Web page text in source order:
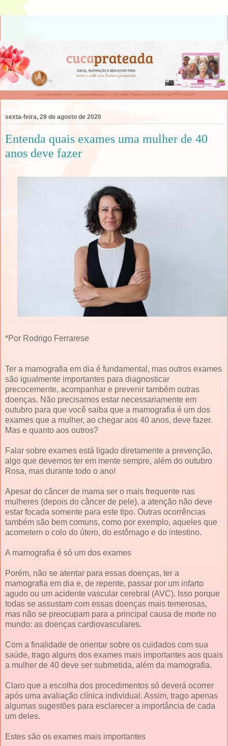
sexta-feira, 28 de agosto de 2020
Entenda quais exames uma mulher de 40
anos deve fazer
*Por Rodrigo Ferrarese
Ter a mamografia em dia é fundamental, mas outros exames
são igualmente importantes para diagnosticar
precocemente, acompanhar e prevenir também outras
doenças. Não precisamos estar necessariamente em
outubro para que você saiba que a mamografia é um dos
exames que a mulher, ao chegar aos 40 anos, deve fazer.
Mas e quanto aos outros?
Falar sobre exames está ligado diretamente a prevenção,
algo que devemos ter em mente sempre, além do outubro
Rosa, mas durante todo o ano!
Apesar do câncer de mama ser o mais frequente nas
mulheres (depois do câncer de pele), a atenção não deve
estar focada somente para este tipo. Outras ocorrências
também são bem comuns, como por exemplo, aqueles que
acometem o colo do útero, do estômago e do intestino.
A mamografia é só um dos exames
Porém, não se atentar para essas doenças, ter a
mamografia em dia e, de repente, passar por um infarto
agudo ou um acidente vascular cerebral (AVC). Isso porque
todas se assustam com essas doenças mais temerosas,
mas não se preocupam para a principal causa de morte no
mundo: as doenças cardiovasculares.
Com a finalidade de orientar sobre os cuidados com sua
saúde, trago alguns dos exames mais importantes aos quais
a mulher de 40 deve ser submetida, além da mamografia.
Claro que a escolha dos procedimentos só deverá ocorrer
após uma avaliação clínica individual. Assim, trago apenas
algumas sugestões para esclarecer a importância de cada
um deles.
Estes são os exames mais importantes